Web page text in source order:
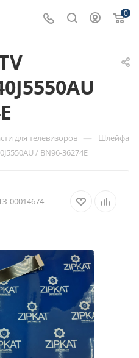
0
для телевизоров — Шлейфа
/ BN96-36274E
00014674